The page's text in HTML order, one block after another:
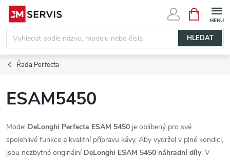
Přejít
obsah
HLEDAT
NÁKUPNÍ
KOŠÍK
Řada Perfecta
ESAM5450
Model DeLonghi Perfecta ESAM 5450 je oblíbený pro své
spolehlivé funkce a kvalitní přípravu kávy. Aby vydržel v plné kondici,
jsou nezbytné originální DeLonghi ESAM 5450 náhradní díly. V